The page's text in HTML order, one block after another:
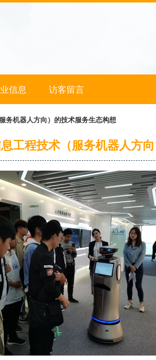
信息 访客留言
务机器人方向）的技术服务生态构想
工程技术（服务机器人方